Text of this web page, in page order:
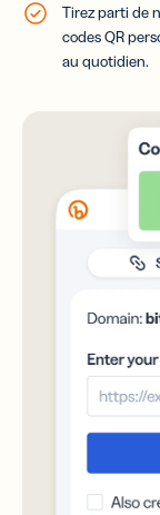
Tirez parti de
codes QR
au quotidien.